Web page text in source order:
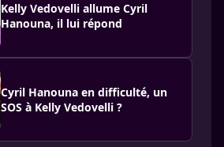
Kelly Vedovelli allume Cyril
Hanouna, il lui répond
Cyril Hanouna en difficulté, un
SOS à Kelly Vedovelli ?